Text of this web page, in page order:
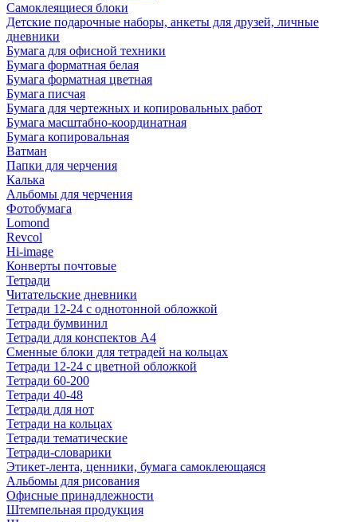
Самоклеящиеся блоки
Детские подарочные наборы, анкеты для друзей, личные
дневники
Бумага для офисной техники
Бумага форматная белая
Бумага форматная цветная
Бумага писчая
Бумага для чертежных и копировальных работ
Бумага масштабно-координатная
Бумага копировальная
Ватман
Папки для черчения
Калька
Альбомы для черчения
Фотобумага
Lomond
Revcol
Hi-image
Конверты почтовые
Тетради
Читательские дневники
Тетради 12-24 с однотонной обложкой
Тетради бумвинил
Тетради для конспектов А4
Сменные блоки для тетрадей на кольцах
Тетради 12-24 с цветной обложкой
Тетради 60-200
Тетради 40-48
Тетради для нот
Тетради на кольцах
Тетради тематические
Тетради-словарики
Этикет-лента, ценники, бумага самоклеющаяся
Альбомы для рисования
Офисные принадлежности
Штемпельная продукция